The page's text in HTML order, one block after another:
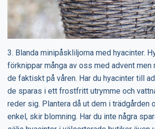
3. Blanda minipåskliljorna med hyacinter.
förknippar många av oss med advent men
de faktiskt på våren. Har du hyacinter till
de sparas i ett frostfritt utrymme och
reder sig. Plantera då ut dem i trädgården
enkel, skir blomning. Har du inte några